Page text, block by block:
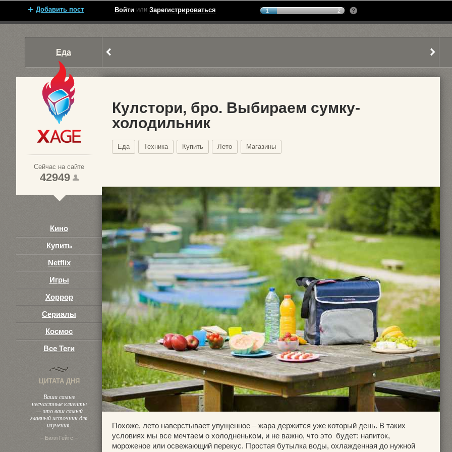
Добавить пост Войти или Зарегистрироваться 1 2
Еда
1
Сейчас на сайте
42949
Кино
Купить
Netflix
Игры
Хоррор
Сериалы
Космос
Все Теги
ЦИТАТА ДНЯ
Ваши самые
несчастные клиенты
— это ваш самый
главный источник для
изучения.
– Билл Гейтс –
Кулстори, бро. Выбираем сумку-
холодильник
Еда Техника Купить Лето Магазины
Похоже, лето наверстывает упущенное – жара держится уже который день. В таких
условиях мы все мечтаем о холодненьком, и не важно, что это будет: напиток,
мороженое или освежающий перекус. Простая бутылка воды, охлажденная до нужной